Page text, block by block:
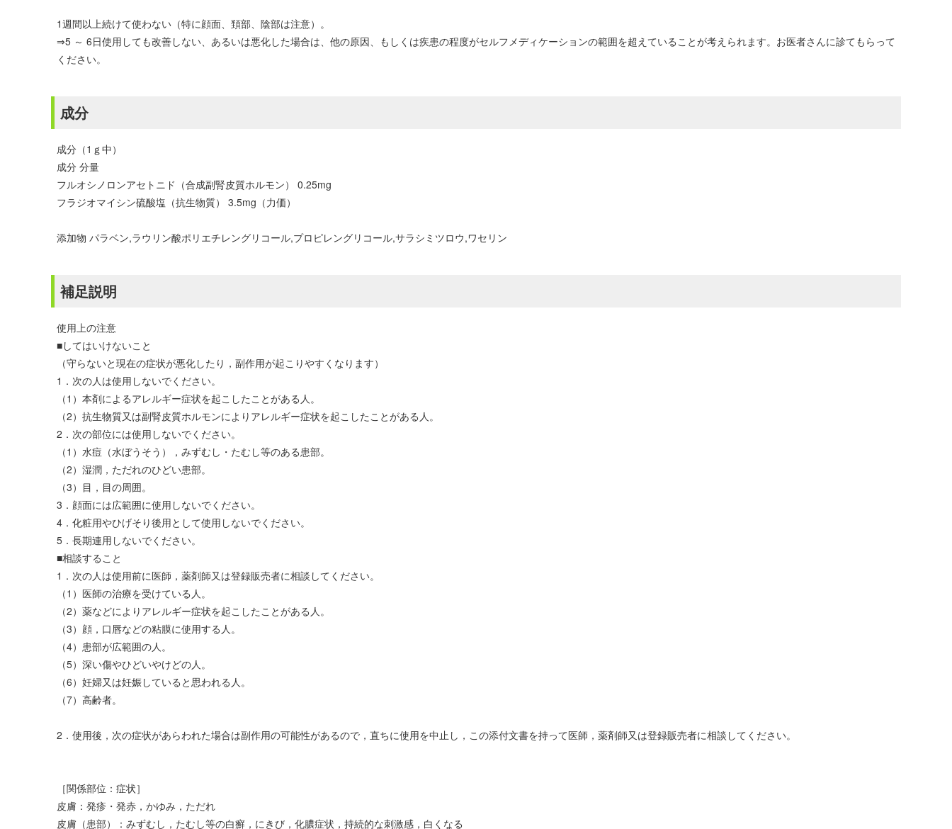
1週間以上続けて使わない（特に顔面、頚部、陰部は注意）。
⇒5 ～ 6日使用しても改善しない、あるいは悪化した場合は、他の原因、もしくは疾患の程度がセルフメディケーションの範囲を超えていることが考えられます。お医者さんに診てもらって
ください。
成分
成分（1ｇ中）
成分 分量
フルオシノロンアセトニド（合成副腎皮質ホルモン） 0.25mg
フラジオマイシン硫酸塩（抗生物質） 3.5mg（力価）
添加物 パラベン,ラウリン酸ポリエチレングリコール,プロピレングリコール,サラシミツロウ,ワセリン
補足説明
使用上の注意
■してはいけないこと
（守らないと現在の症状が悪化したり，副作用が起こりやすくなります）
1．次の人は使用しないでください。
（1）本剤によるアレルギー症状を起こしたことがある人。
（2）抗生物質又は副腎皮質ホルモンによりアレルギー症状を起こしたことがある人。
2．次の部位には使用しないでください。
（1）水痘（水ぼうそう），みずむし・たむし等のある患部。
（2）湿潤，ただれのひどい患部。
（3）目，目の周囲。
3．顔面には広範囲に使用しないでください。
4．化粧用やひげそり後用として使用しないでください。
5．長期連用しないでください。
■相談すること
1．次の人は使用前に医師，薬剤師又は登録販売者に相談してください。
（1）医師の治療を受けている人。
（2）薬などによりアレルギー症状を起こしたことがある人。
（3）顔，口唇などの粘膜に使用する人。
（4）患部が広範囲の人。
（5）深い傷やひどいやけどの人。
（6）妊婦又は妊娠していると思われる人。
（7）高齢者。
2．使用後，次の症状があらわれた場合は副作用の可能性があるので，直ちに使用を中止し，この添付文書を持って医師，薬剤師又は登録販売者に相談してください。
［関係部位：症状］
皮膚：発疹・発赤，かゆみ，ただれ
皮膚（患部）：みずむし，たむし等の白癬，にきび，化膿症状，持続的な刺激感，白くなる